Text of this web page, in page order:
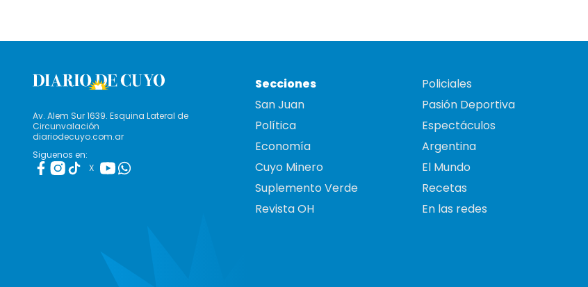
Av. Alem Sur 1639. Esquina Lateral de
Circunvalación
diariodecuyo.com.ar
Siguenos en:
X
Secciones
San Juan
Política
Economía
Cuyo Minero
Suplemento Verde
Revista OH
Policiales
Pasión Deportiva
Espectáculos
Argentina
El Mundo
Recetas
En las redes